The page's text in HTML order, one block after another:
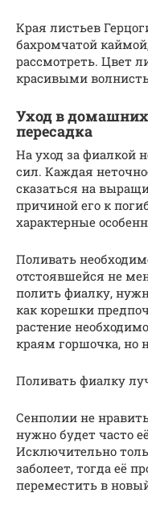
Края листьев
бахромчатой
рассмотреть. Цвет
красивыми
Уход в
пересадка
На уход за фиалкой
сил. Каждая
сказаться на
причиной его к
характерные
Поливать
отстоявшейся не
полить фиалку,
как корешки
растение
краям горшочка, но
Поливать фиалку
Сенполии не
нужно будет часто
Исключительно
заболеет, тогда её
переместить в